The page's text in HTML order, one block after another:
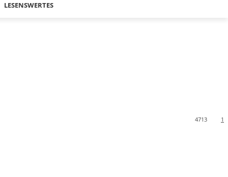
LESENSWERTES
1
4713